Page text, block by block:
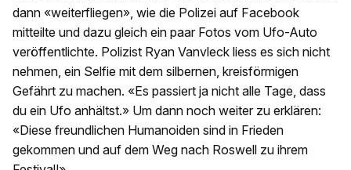
dann «weiterfliegen», wie die Polizei auf Facebook
mitteilte und dazu gleich ein paar Fotos vom Ufo-Auto
veröffentlichte. Polizist Ryan Vanvleck liess es sich nicht
nehmen, ein Selfie mit dem silbernen, kreisförmigen
Gefährt zu machen. «Es passiert ja nicht alle Tage, dass
du ein Ufo anhältst.» Um dann noch weiter zu erklären:
«Diese freundlichen Humanoiden sind in Frieden
gekommen und auf dem Weg nach Roswell zu ihrem